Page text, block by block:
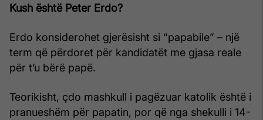
Kush është Peter Erdo?
Erdo konsiderohet gjerësisht si “papabile” – një
term që përdoret për kandidatët me gjasa reale
për t’u bërë papë.
Teorikisht, çdo mashkull i pagëzuar katolik është i
pranueshëm për papatin, por që nga shekulli i 14-